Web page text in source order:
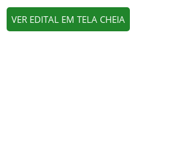
VER EDITAL EM TELA CHEIA